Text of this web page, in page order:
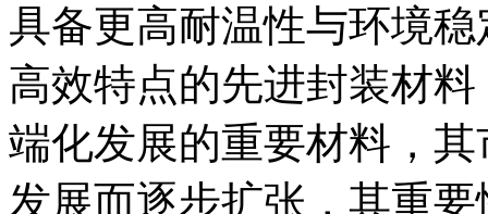
具备更高耐温性与环境
高效特点的先进封装材
端化发展的重要材料，
发展而逐步扩张，其重